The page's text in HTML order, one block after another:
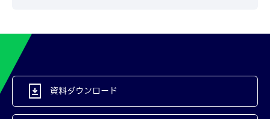
資料ダウンロード